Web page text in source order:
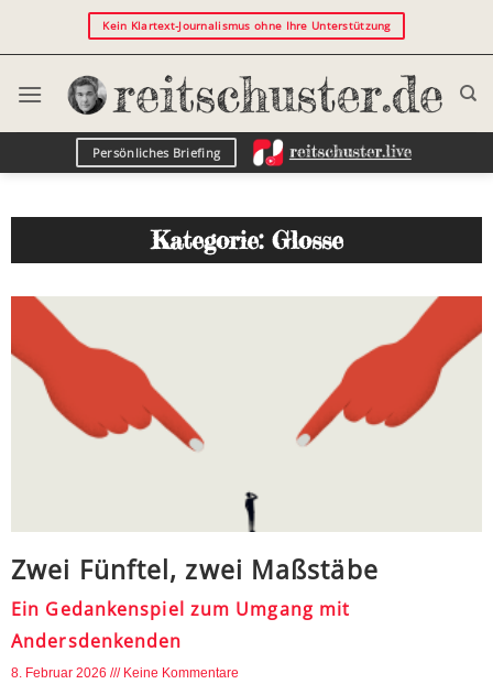
Kein Klartext-Journalismus ohne Ihre Unterstützung
Persönliches Briefing
Kategorie: Glosse
Zwei Fünftel, zwei Maßstäbe
Ein Gedankenspiel zum Umgang mit
Andersdenkenden
8. Februar 2026 Keine Kommentare